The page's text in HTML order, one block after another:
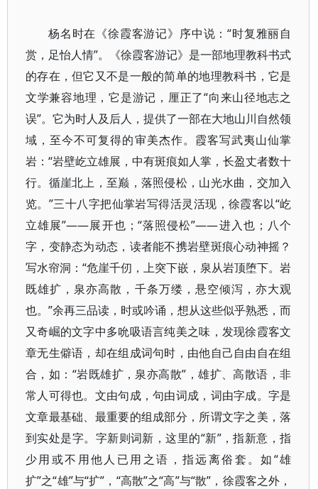
杨名时在《徐霞客游记》序中说：“时复雅丽自
赏，足怡人情”。《徐霞客游记》是一部地理教科书式
的存在，但它又不是一般的简单的地理教科书，它是
文学兼容地理，它是游记，厘正了“向来山径地志之
误”。它为时人及后人，提供了一部在大地山川自然领
域，至今不可复得的审美杰作。霞客写武夷山仙掌
岩：“岩壁屹立雄展，中有斑痕如人掌，长盈丈者数十
行。循崖北上，至巅，落照侵松，山光水曲，交加入
览。”三十八字把仙掌岩写得活灵活现，徐霞客以“屹
立雄展”——展开也；“落照侵松”——进入也；八个
字，变静态为动态，读者能不携岩壁斑痕心动神摇？
写水帘洞：“危崖千仞，上突下嵌，泉从岩顶堕下。岩
既雄扩，泉亦高散，千条万缕，悬空倾泻，亦大观
也。”余再三品读，时或吟诵，想从这些似乎熟悉，而
又奇崛的文字中多吮吸语言纯美之味，发现徐霞客文
章无生僻语，却在组成词句时，由他自己自由自在组
合，如：“岩既雄扩，泉亦高散”，雄扩、高散语，非
常人可得也。文由句成，句由词成，词由字成。字是
文章最基础、最重要的组成部分，所谓文字之美，落
到实处是字。字新则词新，这里的“新”，指新意，指
少用或不用他人已用之语，指远离俗套。如“雄
扩”之“雄”与“扩”，“高散”之“高”与“散”，徐霞客之外，